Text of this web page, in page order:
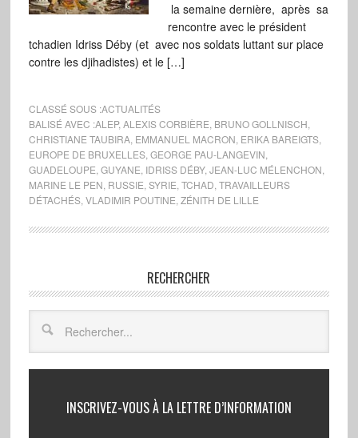
la semaine dernière, après sa
rencontre avec le président
tchadien Idriss Déby (et avec nos soldats luttant sur place
contre les djihadistes) et le […]
CLASSÉ SOUS :ACTUALITÉS
BALISÉ AVEC :ALEP, ALEXIS CORBIÈRE BRUNO GOLLNISCH
CHRISTIANE TAUBIRA, EMMANUEL MACRON ERIKA BAREIGTS,
EUROPE DE BRUXELLES, GEORGE PAU-LANGEVIN
GUADELOUPE GUYANE IDRISS DÉBY, JEAN-LUC MÉLENCHON
MARINE LE PEN RUSSIE SYRIE TCHAD TRAVAILLEURS
DÉTACHÉS, VLADIMIR POUTINE ZÉNITH DE LILLE
RECHERCHER
INSCRIVEZ-VOUS À LA LETTRE D’INFORMATION